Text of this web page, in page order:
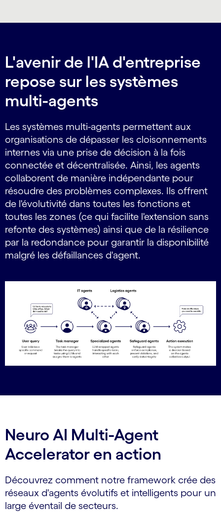
L'avenir de l'IA d'entreprise
repose sur les systèmes
multi-agents
Les systèmes multi-agents permettent aux
organisations de dépasser les cloisonnements
internes via une prise de décision à la fois
connectée et décentralisée. Ainsi, les agents
collaborent de manière indépendante pour
résoudre des problèmes complexes. Ils offrent
de l'évolutivité dans toutes les fonctions et
toutes les zones (ce qui facilite l'extension sans
refonte des systèmes) ainsi que de la résilience
par la redondance pour garantir la disponibilité
malgré les défaillances d'agent.
Neuro AI Multi-Agent
Accelerator en action
Découvrez comment notre framework crée des
réseaux d'agents évolutifs et intelligents pour un
large éventail de secteurs.